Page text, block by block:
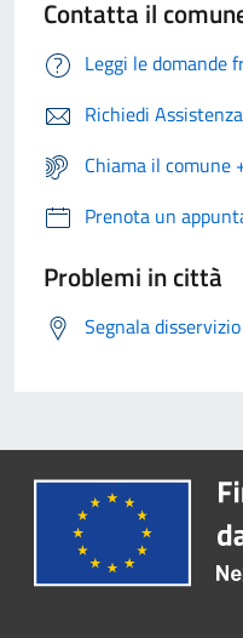
Contatta il
Leggi le domande
Richiedi Assistenza
Chiama il
Prenota un
Problemi in città
Segnala disservizio